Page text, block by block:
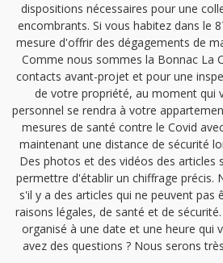
dispositions nécessaires pour une
encombrants. Si vous habitez dans le
mesure d'offrir des dégagements de
Comme nous sommes la Bonnac La
contacts avant-projet et pour une
de votre propriété, au moment qui
personnel se rendra à votre
mesures de santé contre le Covid
maintenant une distance de sécurité
Des photos et des vidéos des articles
permettre d'établir un chiffrage précis.
s'il y a des articles qui ne peuvent pas
raisons légales, de santé et de
organisé à une date et une heure qui
avez des questions ? Nous serons